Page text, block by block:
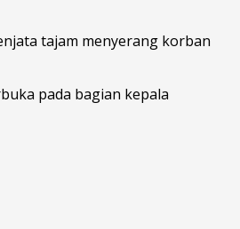
tajam menyerang korban
pada bagian kepala